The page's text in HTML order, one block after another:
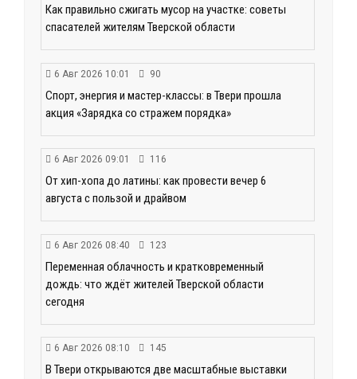
Как правильно сжигать мусор на участке: советы
спасателей жителям Тверской области
6 Авг 2026 10:01 90
Спорт, энергия и мастер-классы: в Твери прошла
акция «Зарядка со стражем порядка»
6 Авг 2026 09:01 116
От хип-хопа до латины: как провести вечер 6
августа с пользой и драйвом
6 Авг 2026 08:40 123
Переменная облачность и кратковременный
дождь: что ждёт жителей Тверской области
сегодня
6 Авг 2026 08:10 145
В Твери открываются две масштабные выставки